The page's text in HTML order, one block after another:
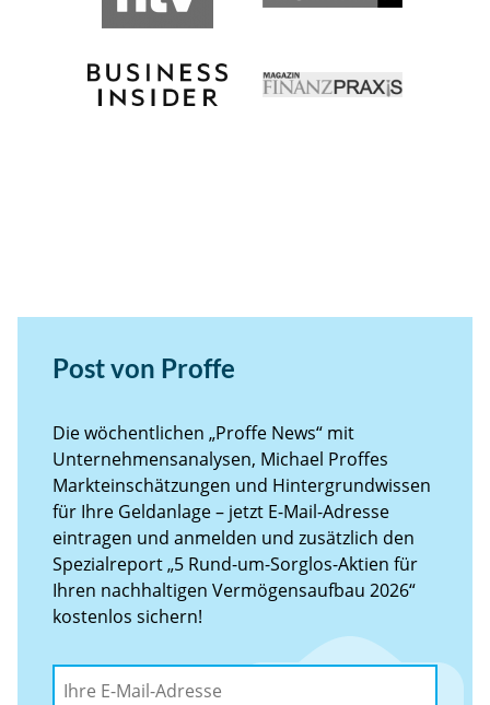
Post von Proffe
Die wöchentlichen „Proffe News“ mit
Unternehmensanalysen, Michael Proffes
Markteinschätzungen und Hintergrundwissen
für Ihre Geldanlage – jetzt E-Mail-Adresse
eintragen und anmelden und zusätzlich den
Spezialreport „5 Rund-um-Sorglos-Aktien für
Ihren nachhaltigen Vermögensaufbau 2026“
kostenlos sichern!